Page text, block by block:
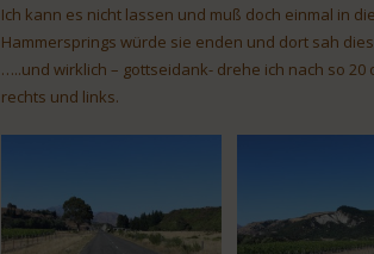
Ich kann es nicht lassen und muß doch einmal in
Hammersprings würde sie enden und dort sah
…..und wirklich – gottseidank- drehe ich nach so
rechts und links.